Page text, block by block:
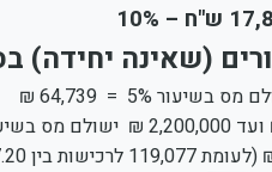
יחידה) בסך של